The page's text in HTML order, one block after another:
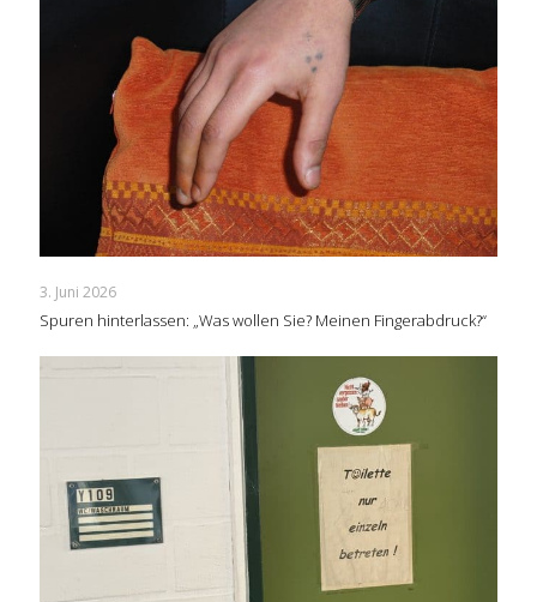
3. Juni 2026
Spuren hinterlassen: „Was wollen Sie? Meinen Fingerabdruck?“